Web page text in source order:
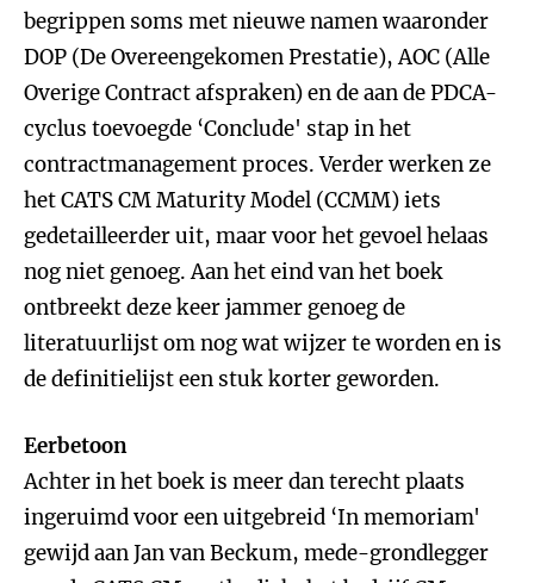
begrippen soms met nieuwe namen waaronder
DOP (De Overeengekomen Prestatie), AOC (Alle
Overige Contract afspraken) en de aan de PDCA-
cyclus toevoegde ‘Conclude' stap in het
contractmanagement proces. Verder werken ze
het CATS CM Maturity Model (CCMM) iets
gedetailleerder uit, maar voor het gevoel helaas
nog niet genoeg. Aan het eind van het boek
ontbreekt deze keer jammer genoeg de
literatuurlijst om nog wat wijzer te worden en is
de definitielijst een stuk korter geworden.
Eerbetoon
Achter in het boek is meer dan terecht plaats
ingeruimd voor een uitgebreid ‘In memoriam'
gewijd aan Jan van Beckum, mede-grondlegger